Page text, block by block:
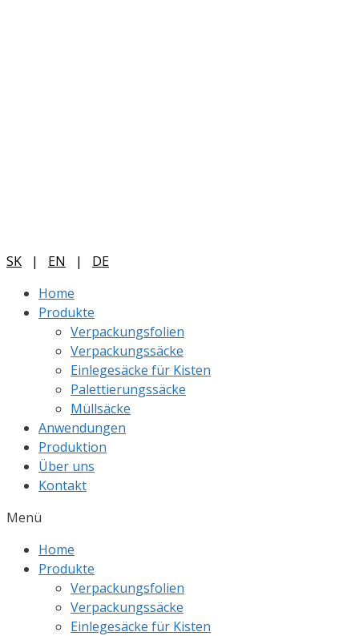
SK | EN | DE
Home
Produkte
Verpackungsfolien
Verpackungssäcke
Einlegesäcke für Kisten
Palettierungssäcke
Müllsäcke
Anwendungen
Produktion
Über uns
Kontakt
Menü
Home
Produkte
Verpackungsfolien
Verpackungssäcke
Einlegesäcke für Kisten